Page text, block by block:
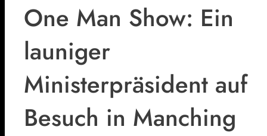
One Man Show: Ein
launiger
Ministerpräsident auf
Besuch in Manching